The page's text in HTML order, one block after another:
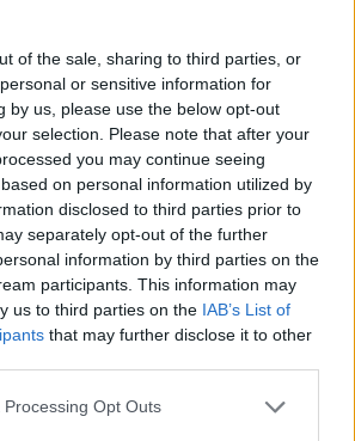
of the sale, sharing to third parties, or
or sensitive information for
by us, please use the below opt-out
selection. Please note that after your
you may continue seeing
on personal information utilized by
disclosed to third parties prior to
separately opt-out of the further
information by third parties on the
participants. This information may
us to third parties on the IAB’s List of
that may further disclose it to other
Opt Outs